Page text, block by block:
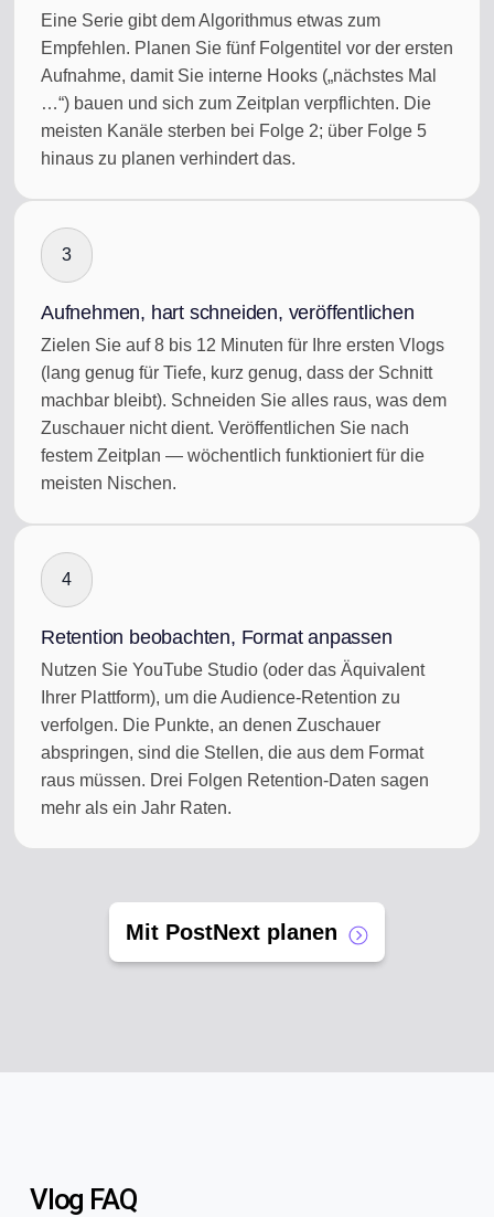
Eine Serie gibt dem Algorithmus etwas zum
Empfehlen. Planen Sie fünf Folgentitel vor der ersten
Aufnahme, damit Sie interne Hooks („nächstes Mal
…“) bauen und sich zum Zeitplan verpflichten. Die
meisten Kanäle sterben bei Folge 2; über Folge 5
hinaus zu planen verhindert das.
3
Aufnehmen, hart schneiden, veröffentlichen
Zielen Sie auf 8 bis 12 Minuten für Ihre ersten Vlogs
(lang genug für Tiefe, kurz genug, dass der Schnitt
machbar bleibt). Schneiden Sie alles raus, was dem
Zuschauer nicht dient. Veröffentlichen Sie nach
festem Zeitplan — wöchentlich funktioniert für die
meisten Nischen.
4
Retention beobachten, Format anpassen
Nutzen Sie YouTube Studio (oder das Äquivalent
Ihrer Plattform), um die Audience-Retention zu
verfolgen. Die Punkte, an denen Zuschauer
abspringen, sind die Stellen, die aus dem Format
raus müssen. Drei Folgen Retention-Daten sagen
mehr als ein Jahr Raten.
Mit PostNext planen
Vlog FAQ